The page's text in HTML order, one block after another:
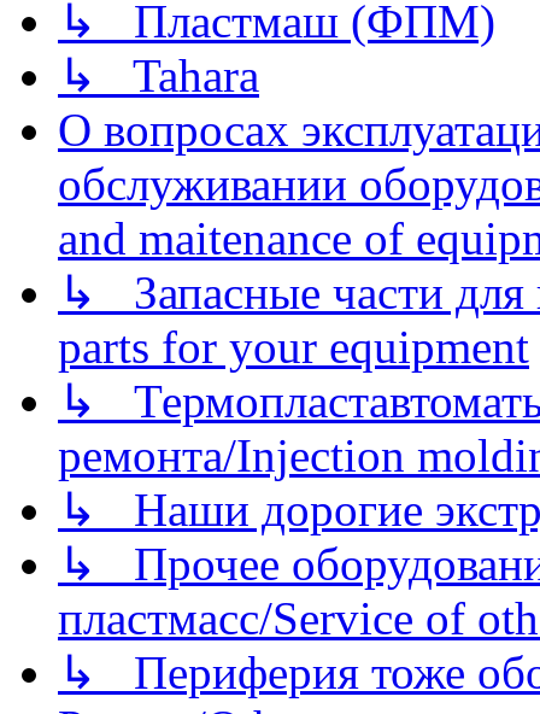
↳ Пластмаш (ФПМ)
↳ Tahara
О вопросах
обслуживании
and maitenance of
↳ Запасные части для
parts for your equipment
↳
ремонта/Injection
↳ Наши дорогие
↳ Прочее
пластмасс/Service of
↳ Периферия тоже